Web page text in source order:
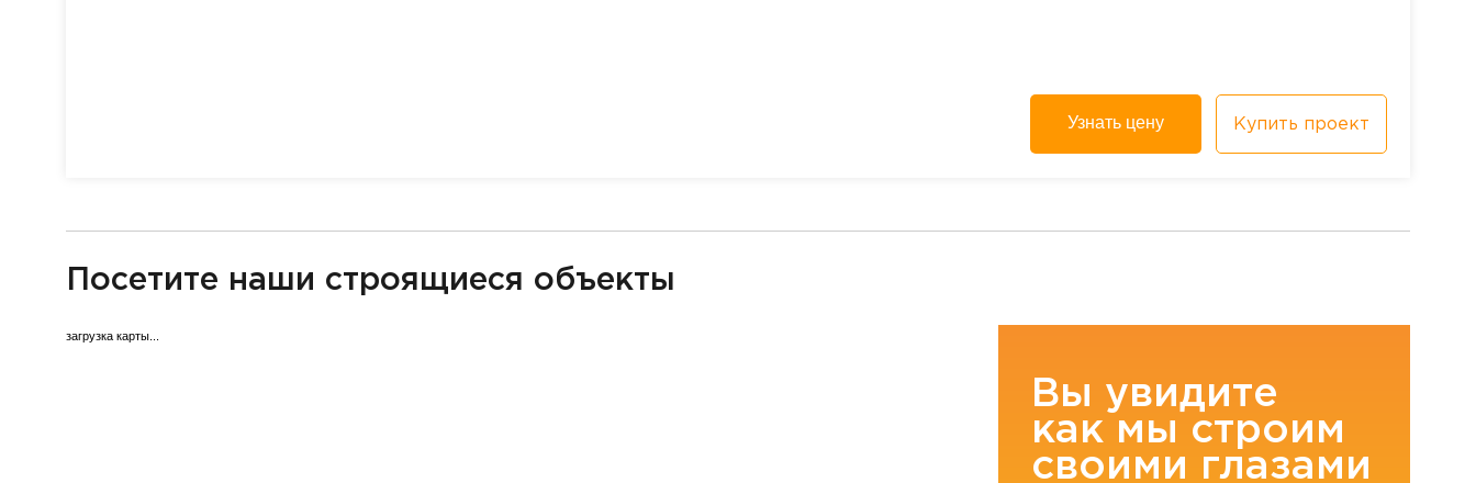
Узнать цену Купить проект
Посетите наши строящиеся объекты
загрузка карты...
Вы увидите
как мы строим
своими глазами